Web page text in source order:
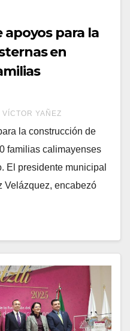
apoyos para la
en
VÍCTOR YAÑEZ
la construcción de
familias calimayenses
El presidente municipal
Velázquez, encabezó